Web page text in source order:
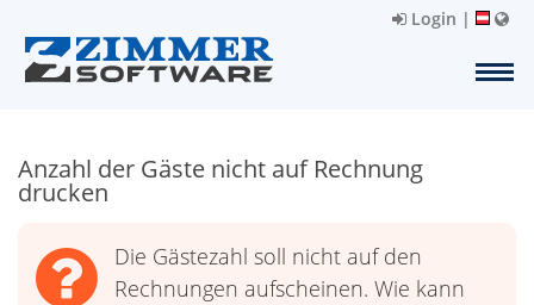
Login |
Anzahl der Gäste nicht auf Rechnung
drucken
Die Gästezahl soll nicht auf den
Rechnungen aufscheinen. Wie kann